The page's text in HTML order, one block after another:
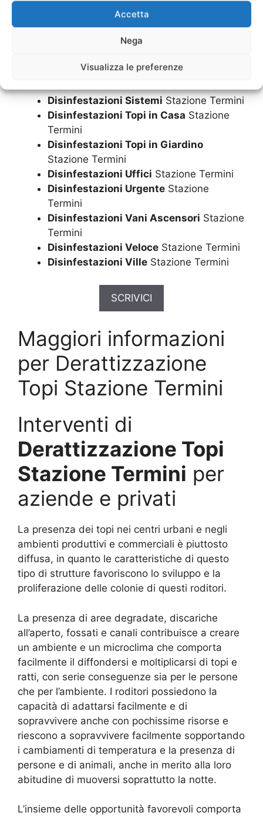
Accetta
Nega
Visualizza le preferenze
Disinfestazioni RistoranteStazione
Termini
Disinfestazioni Sistemi Stazione Termini
Disinfestazioni Topi in Casa Stazione
Termini
Disinfestazioni Topi in Giardino
Stazione Termini
Disinfestazioni Uffici Stazione Termini
Disinfestazioni Urgente Stazione
Termini
Disinfestazioni Vani Ascensori Stazione
Termini
Disinfestazioni Veloce Stazione Termini
Disinfestazioni Ville Stazione Termini
SCRIVICI
Maggiori informazioni
per Derattizzazione
Topi Stazione Termini
Interventi di
Derattizzazione Topi
Stazione Termini per
aziende e privati
La presenza dei topi nei centri urbani e negli
ambienti produttivi e commerciali è piuttosto
diffusa, in quanto le caratteristiche di questo
tipo di strutture favoriscono lo sviluppo e la
proliferazione delle colonie di questi roditori.
La presenza di aree degradate, discariche
all’aperto, fossati e canali contribuisce a creare
un ambiente e un microclima che comporta
facilmente il diffondersi e moltiplicarsi di topi e
ratti, con serie conseguenze sia per le persone
che per l’ambiente. I roditori possiedono la
capacità di adattarsi facilmente e di
sopravvivere anche con pochissime risorse e
riescono a sopravvivere facilmente sopportando
i cambiamenti di temperatura e la presenza di
persone e di animali, anche in merito alla loro
abitudine di muoversi soprattutto la notte.
L’insieme delle opportunità favorevoli comporta